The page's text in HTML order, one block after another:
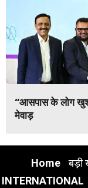
“आसपास के लोग खुश
मेवाड़
Home बड़ी
INTERNATIONAL